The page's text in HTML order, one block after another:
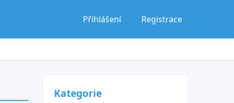
Přihlášení Registrace
Kategorie